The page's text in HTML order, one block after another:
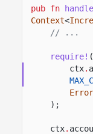
pub fn
Context<
// ...
require! (
ctx.
);
ctx.